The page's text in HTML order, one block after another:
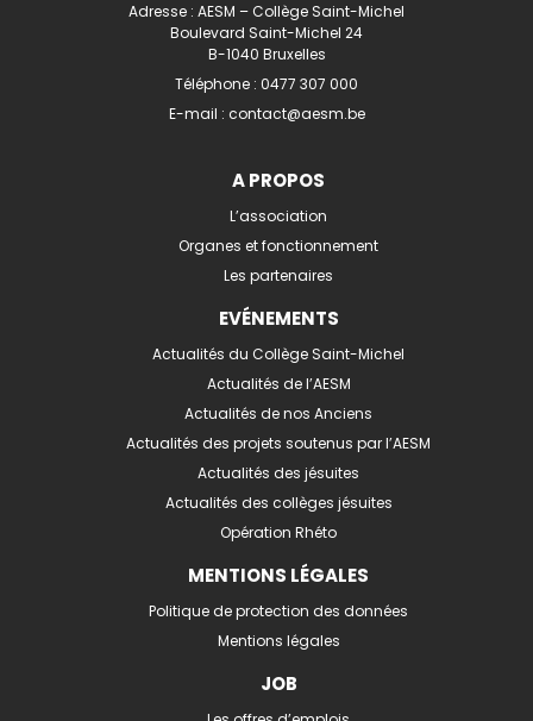
Adresse : AESM – Collège Saint-Michel
Boulevard Saint-Michel 24
B-1040 Bruxelles
Téléphone : 0477 307 000
E-mail : contact@aesm.be
A PROPOS
L’association
Organes et fonctionnement
Les partenaires
EVÉNEMENTS
Actualités du Collège Saint-Michel
Actualités de l’AESM
Actualités de nos Anciens
Actualités des projets soutenus par l’AESM
Actualités des jésuites
Actualités des collèges jésuites
Opération Rhéto
MENTIONS LÉGALES
Politique de protection des données
Mentions légales
JOB